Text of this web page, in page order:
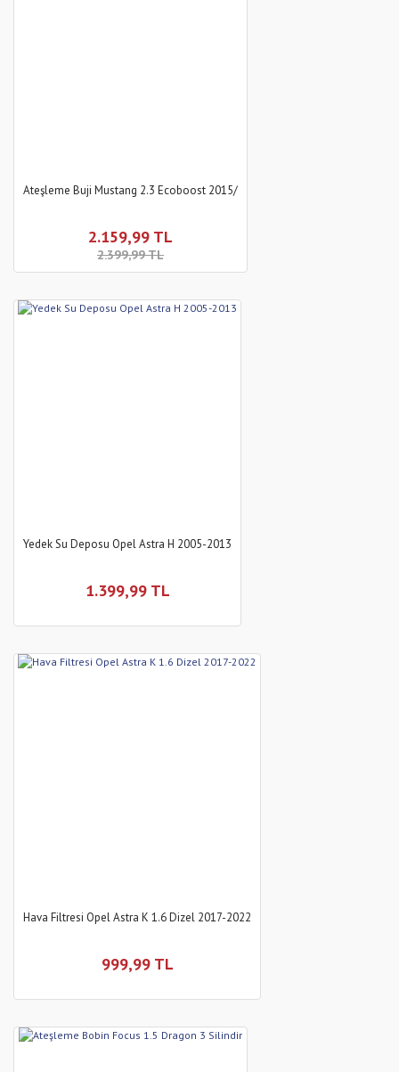
Ateşleme Buji Mustang 2.3 Ecoboost 2015/
2.159,99 TL
2.399,99 TL
Yedek Su Deposu Opel Astra H 2005-2013
1.399,99 TL
Hava Filtresi Opel Astra K 1.6 Dizel 2017-2022
999,99 TL